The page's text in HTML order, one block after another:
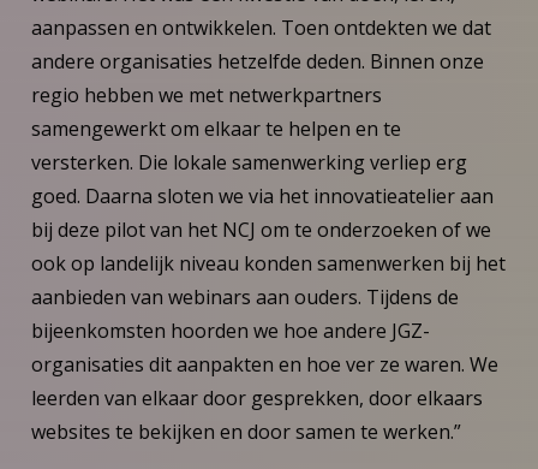
aanpassen en ontwikkelen. Toen ontdekten we dat
andere organisaties hetzelfde deden. Binnen onze
regio hebben we met netwerkpartners
samengewerkt om elkaar te helpen en te
versterken. Die lokale samenwerking verliep erg
goed. Daarna sloten we via het innovatieatelier aan
bij deze pilot van het NCJ om te onderzoeken of we
ook op landelijk niveau konden samenwerken bij het
aanbieden van webinars aan ouders. Tijdens de
bijeenkomsten hoorden we hoe andere JGZ-
organisaties dit aanpakten en hoe ver ze waren. We
leerden van elkaar door gesprekken, door elkaars
websites te bekijken en door samen te werken.”